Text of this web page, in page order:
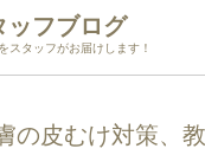
ッフブログ
スタッフがお届けします！
の皮むけ対策、教